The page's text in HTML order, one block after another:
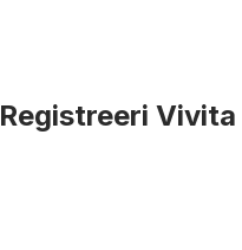
Registreeri